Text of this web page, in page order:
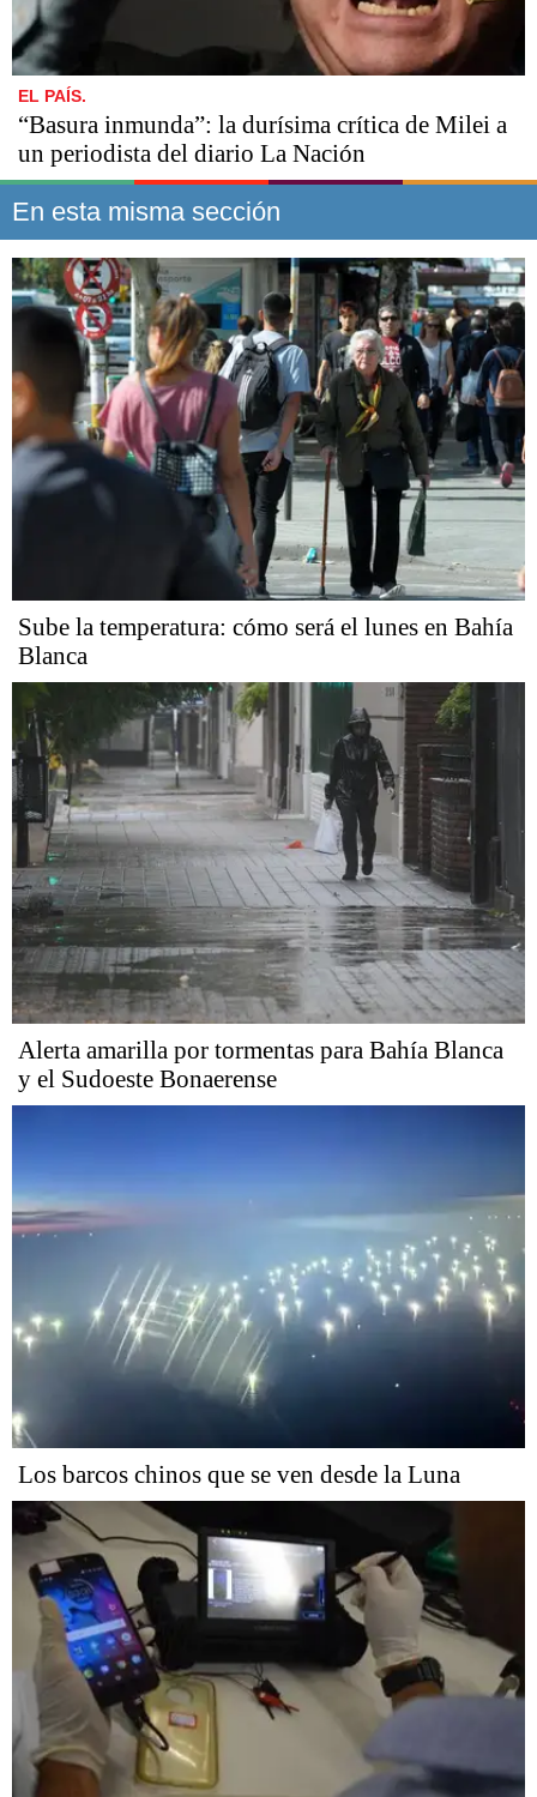
EL PAÍS.
“Basura inmunda”: la durísima crítica de Milei a
un periodista del diario La Nación
En esta misma sección
Sube la temperatura: cómo será el lunes en Bahía
Blanca
Alerta amarilla por tormentas para Bahía Blanca
y el Sudoeste Bonaerense
Los barcos chinos que se ven desde la Luna